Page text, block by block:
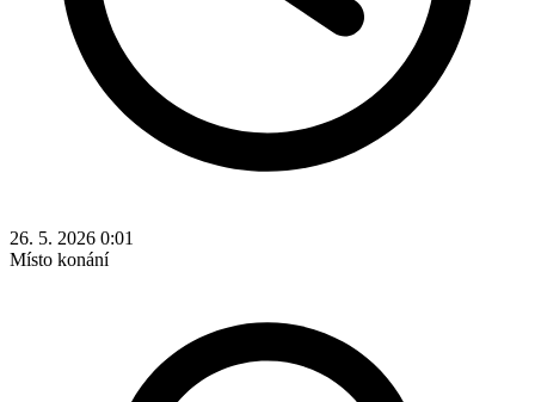
26. 5. 2026 0:01
Místo konání